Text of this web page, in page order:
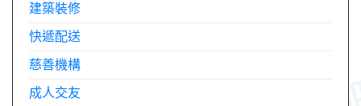
建築裝修
快遞配送
慈善機構
成人交友